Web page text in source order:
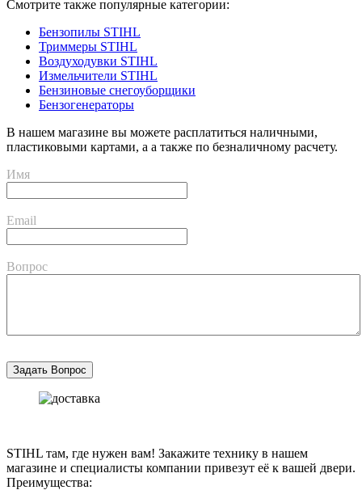
Смотрите также популярные категории:
Бензопилы STIHL
Триммеры STIHL
Воздуходувки STIHL
Измельчители STIHL
Бензиновые снегоуборщики
Бензогенераторы
В нашем магазине вы можете расплатиться наличными,
пластиковыми картами, а а также по безналичному расчету.
Имя
Email
Вопрос
STIHL там, где нужен вам! Закажите технику в нашем
магазине и специалисты компании привезут её к вашей двери.
Преимущества: